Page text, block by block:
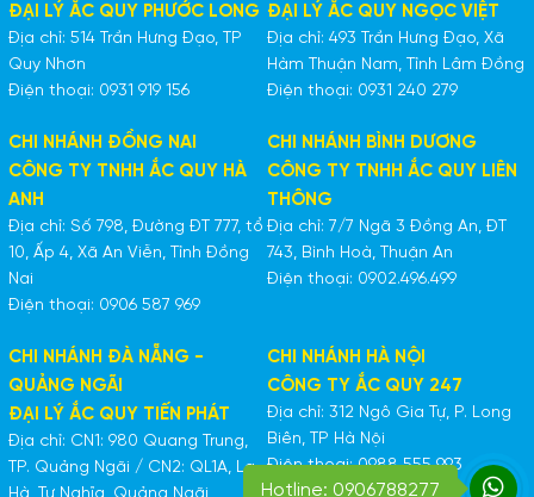
ĐẠI LÝ ẮC QUY PHƯỚC LONG
Địa chỉ: 514 Trần Hưng Đạo, TP
Quy Nhơn
Điện thoại: 0931 919 156
ĐẠI LÝ ẮC QUY NGỌC VIỆT
Địa chỉ: 493 Trần Hưng Đạo, Xã
Hàm Thuận Nam, Tỉnh Lâm Đồng
Điện thoại: 0931 240 279
CHI NHÁNH ĐỒNG NAI
CÔNG TY TNHH ẮC QUY HÀ
ANH
Địa chỉ: Số 798, Đường ĐT 777, tổ
10, Ấp 4, Xã An Viễn, Tỉnh Đồng
Nai
Điện thoại: 0906 587 969
CHI NHÁNH BÌNH DƯƠNG
CÔNG TY TNHH ẮC QUY LIÊN
THÔNG
Địa chỉ: 7/7 Ngã 3 Đồng An, ĐT
743, Bình Hoà, Thuận An
Điện thoại: 0902.496.499
CHI NHÁNH ĐÀ NẴNG -
QUẢNG NGÃI
ĐẠI LÝ ẮC QUY TIẾN PHÁT
Địa chỉ: CN1: 980 Quang Trung,
TP. Quảng Ngãi / CN2: QL1A, La
CHI NHÁNH HÀ NỘI
CÔNG TY ẮC QUY 247
Địa chỉ: 312 Ngô Gia Tự, P. Long
Biên, TP Hà Nội
Điện thoại: 0988 555 993
Hotline: 0906788277